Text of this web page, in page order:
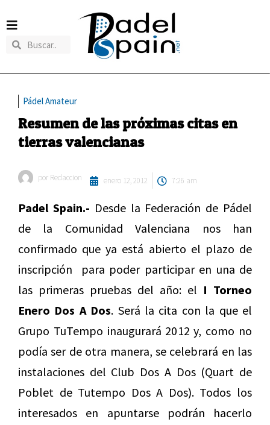
Pádel Amateur
Resumen de las próximas citas en
tierras valencianas
por Redaccion enero 12, 2012 7:26 am
Padel Spain.- Desde la Federación de Pádel
de la Comunidad Valenciana nos han
confirmado que ya está abierto el plazo de
inscripción para poder participar en una de
las primeras pruebas del año: el I Torneo
Enero Dos A Dos. Será la cita con la que el
Grupo TuTempo inaugurará 2012 y, como no
podía ser de otra manera, se celebrará en las
instalaciones del Club Dos A Dos (Quart de
Poblet de Tutempo Dos A Dos). Todos los
interesados en apuntarse podrán hacerlo